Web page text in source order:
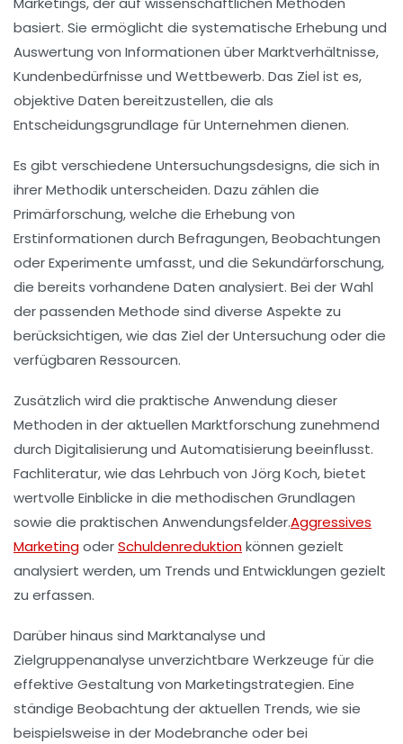
basiert. Sie ermöglicht die systematische Erhebung und
Auswertung von Informationen über Marktverhältnisse,
Kundenbedürfnisse und Wettbewerb. Das Ziel ist es,
objektive Daten bereitzustellen, die als
Entscheidungsgrundlage für Unternehmen dienen.
Es gibt verschiedene Untersuchungsdesigns, die sich in
ihrer Methodik unterscheiden. Dazu zählen die
Primärforschung, welche die Erhebung von
Erstinformationen durch Befragungen,Beobachtungen
oderExperimente umfasst, und die Sekundärforschung,
die bereits vorhandene Daten analysiert. Bei der Wahl
der passenden Methode sind diverse Aspekte zu
berücksichtigen, wie das Ziel der Untersuchung oder die
verfügbaren Ressourcen.
Zusätzlich wird die praktische Anwendung dieser
Methoden in der aktuellen Marktforschung zunehmend
durch Digitalisierung und Automatisierung beeinflusst.
Fachliteratur, wie das Lehrbuch von Jörg Koch, bietet
wertvolle Einblicke in die methodischen Grundlagen
sowie die praktischen Anwendungsfelder.Aggressives
MarketingoderSchuldenreduktionkönnen gezielt
analysiert werden, um Trends und Entwicklungen gezielt
zu erfassen.
Darüber hinaus sind Marktanalyse und
Zielgruppenanalyse unverzichtbare Werkzeuge für die
effektive Gestaltung von Marketingstrategien. Eine
ständige Beobachtung der aktuellen Trends, wie sie
beispielsweise in der Modebranche oder bei